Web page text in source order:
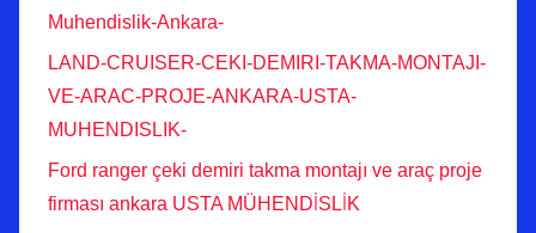
Muhendislik-Ankara-
LAND-CRUISER-CEKI-DEMIRI-TAKMA-MONTAJI-
VE-ARAC-PROJE-ANKARA-USTA-
MUHENDISLIK-
Ford ranger çeki demiri takma montajı ve araç proje
firması ankara USTA MÜHENDİSLİK